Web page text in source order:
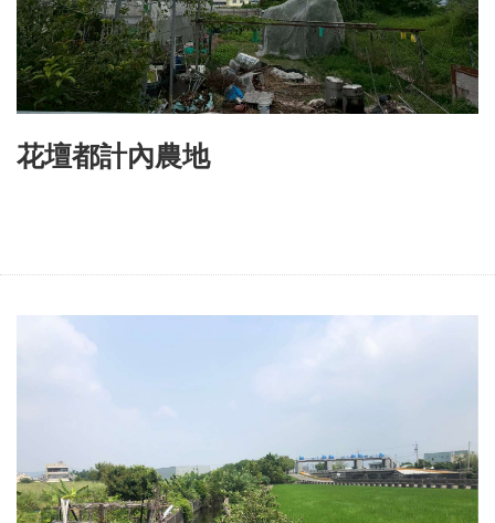
花壇都計內農地